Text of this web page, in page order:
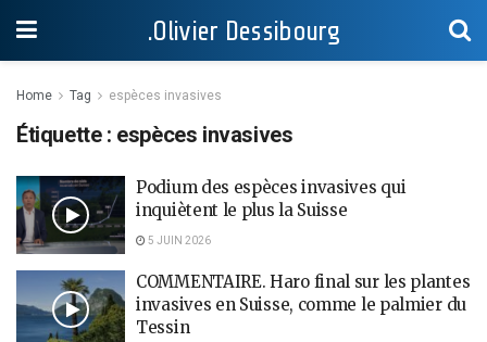
.Olivier Dessibourg
Home Tag espèces invasives
Étiquette : espèces invasives
Podium des espèces invasives qui
inquiètent le plus la Suisse
5 JUIN 2026
COMMENTAIRE. Haro final sur les plantes
invasives en Suisse, comme le palmier du
Tessin